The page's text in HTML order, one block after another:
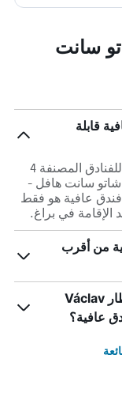
سانت
قابلة
هناك فرق يبلغ 22% في متوسط ​​سعر الليلة للفنادق المصنفة 4
شاتو سانت هافل -
عافية هو فقط
من أقرب
ما هي أفضل طريقة لينتقل الضيوف من مطار Václav